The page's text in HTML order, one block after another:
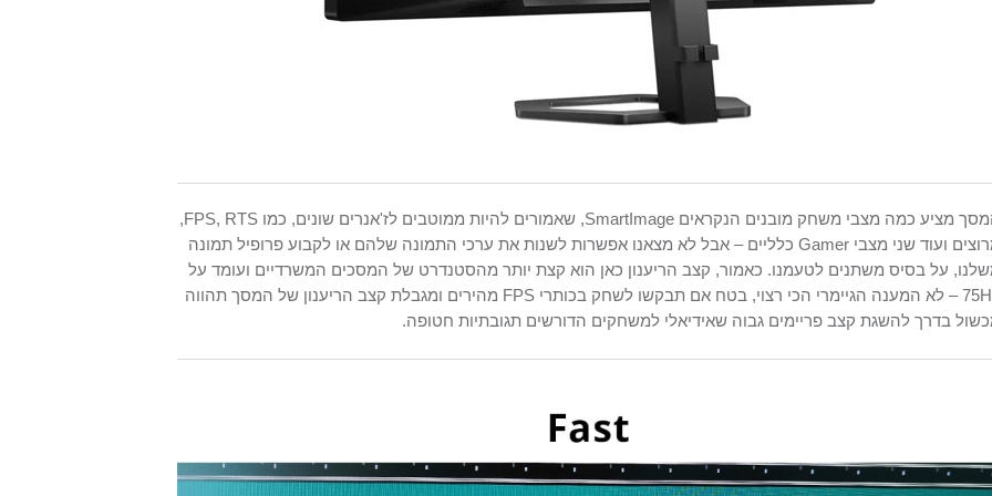
המסך מציע כמה מצבי משחק מובנים הנקראים SmartImage, שאמורים להיות ממוטבים לז'אנרים שונים, כמו FPS, RTS,
מרוצים ועוד שני מצבי Gamer כלליים – אבל לא מצאנו אפשרות לשנות את ערכי התמונה שלהם או לקבוע פרופיל תמונה
על בסיס משתנים לטעמנו. כאמור, קצב הריענון כאן הוא קצת יותר מהסטנדרט של המסכים המשרדיים ועומד על
75Hz – לא המענה הגיימרי הכי רצוי, בטח אם תבקשו לשחק בכותרי FPS מהירים ומגבלת קצב הריענון של המסך תהווה
בדרך להשגת קצב פריימים גבוה שאידיאלי למשחקים הדורשים תגובתיות חטופה.